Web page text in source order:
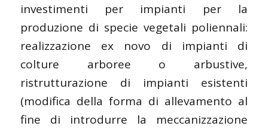
investimenti per impianti per la
produzione di specie vegetali poliennali:
realizzazione ex novo di impianti di
colture arboree o arbustive,
ristrutturazione di impianti esistenti
(modifica della forma di allevamento al
fine di introdurre la meccanizzazione